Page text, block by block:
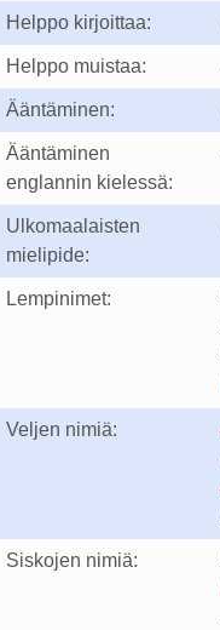
Helppo kirjoittaa:
Helppo muistaa:
Ääntäminen:
Ääntäminen
englannin kielessä:
Ulkomaalaisten
mielipide:
Lempinimet:
Veljen nimiä:
Siskojen nimiä: